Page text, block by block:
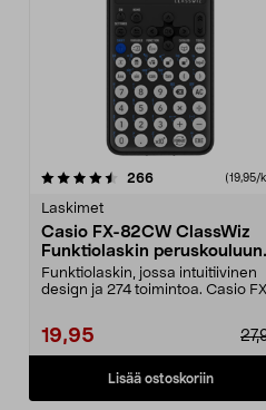
266arvostelut (19,95/
Laskimet
Casio FX-82CW ClassWiz
Funktiolaskin
lukioon
Funktiolaskin, jossa intuitiivinen
design ja 274 toimintoa. Casio
19,95
Lisää ostoskoriin
4.5 viidestä